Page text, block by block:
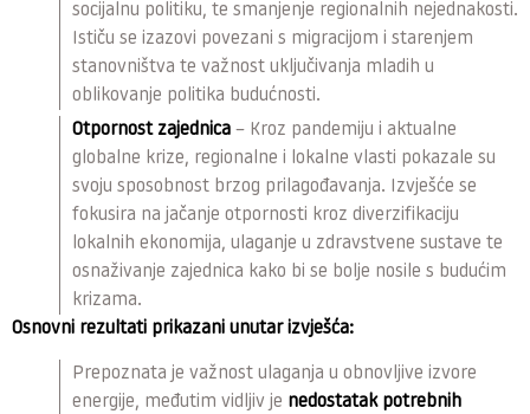
socijalnu politiku, te smanjenje regionalnih nejednakosti.
Ističu se izazovi povezani s migracijom i starenjem
stanovništva te važnost uključivanja mladih u
oblikovanje politika budućnosti.
Otpornost zajednica – Kroz pandemiju i aktualne
globalne krize, regionalne i lokalne vlasti pokazale su
svoju sposobnost brzog prilagođavanja. Izvješće se
fokusira na jačanje otpornosti kroz diverzifikaciju
lokalnih ekonomija, ulaganje u zdravstvene sustave te
osnaživanje zajednica kako bi se bolje nosile s budućim
krizama.
Osnovni rezultati prikazani unutar izvješća:
Prepoznata je važnost ulaganja u obnovljive izvore
energije, međutim vidljiv je nedostatak potrebnih